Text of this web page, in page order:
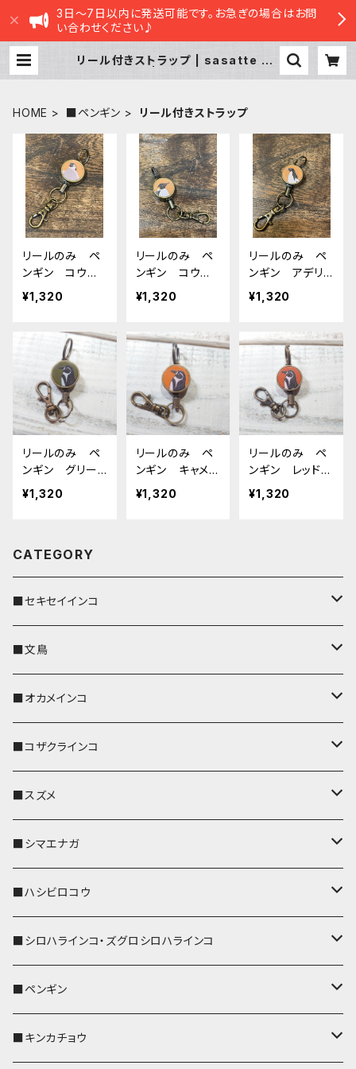
3日～7日以内に発送可能です。お急ぎの場合はお問
い合わせください♪
リール付きストラップ | sasatte ST
HOME ■ペンギン リール付きストラップ
リールのみ ペ
ンギン コウテ
イペンギン ヒ
ナ beige ベ
ンギン 雛 エ
ンペラー
¥1,320
リールのみ ペ
ンギン コウテ
イペンギン bei
ge ベージュ
エンペラー
¥1,320
リールのみ ペ
ンギン アデリ
ー beige ベ
ージュ アデリ
¥1,320
リールのみ ペ
ンギン グリー
ン ぺんぎん
¥1,320
リールのみ ペ
ンギン キャメ
ル ぺんぎん
¥1,320
リールのみ ペ
ンギン レッドブ
ラウン ぺんぎ
¥1,320
CATEGORY
■セキセイインコ
キーカバー
キーホルダー
パスケース
リール付きストラップ
リールのみ
ストラップ付
IDカードホルダー
キーケース
名刺入れ・カードケース
コインケース
メガネケース
■文鳥
キーカバー
キーホルダー
パスケース
リール付きストラップ
リールのみ
ストラップ付
キーケース
名刺入れ・カードケース
メガネケース
IDカードホルダー
■オカメインコ
キーカバー
キーホルダー
パスケース
IDカードホルダー
リール付きストラップ
リールのみ
ストラップ付
キーケース
名刺入れ・カードケース
■コザクラインコ
キーカバー
キーホルダー
パスケース
リール付きストラップ
リールのみ
ストラップ付
メガネケース
コインケース
■スズメ
キーカバー
キーホルダー
パスケース
リール付きストラップ
リールのみ
IDカードホルダー
■シマエナガ
キーカバー
キーホルダー
パスケース
IDカードホルダー
■ハシビロコウ
キーカバー
キーホルダー
リール付きストラップ
■シロハラインコ・ズグロシロハラインコ
キーカバー
キーホルダー
■ペンギン
キーカバー
■キンカチョウ